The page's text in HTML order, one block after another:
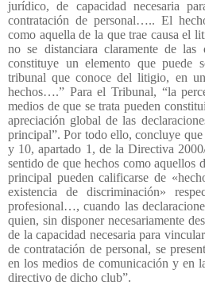
jurídico, de capacidad necesaria
contratación de personal….. El
como aquella de la que trae causa el
no se distanciara claramente de las
constituye un elemento que puede
tribunal que conoce del litigio, en
hechos….” Para el Tribunal, “la
medios de que se trata pueden
apreciación global de las
principal”. Por todo ello, concluye
y 10, apartado 1, de la Directiva
sentido de que hechos como aquellos
principal pueden calificarse de
existencia de discriminación»
profesional…, cuando las
quien, sin disponer necesariamente
de la capacidad necesaria para
de contratación de personal, se
en los medios de comunicación y en
directivo de dicho club”.